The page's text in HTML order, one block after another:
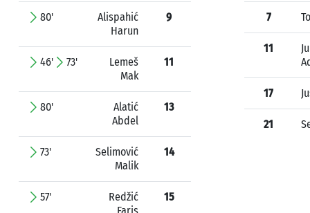
80'
Alispahić
Harun
9
46' 73'
Lemeš
Mak
11
80'
Alatić
Abdel
13
73'
Selimović
Malik
14
57'
Redžić
15
7
11
17
21